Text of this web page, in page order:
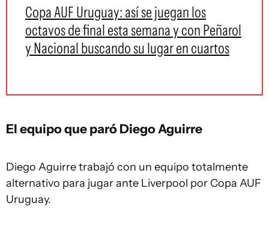
Copa AUF Uruguay: así se juegan los
octavos de final esta semana y con Peñarol
y Nacional buscando su lugar en cuartos
El equipo que paró Diego Aguirre
Diego Aguirre trabajó con un equipo totalmente
alternativo para jugar ante Liverpool por Copa AUF
Uruguay.